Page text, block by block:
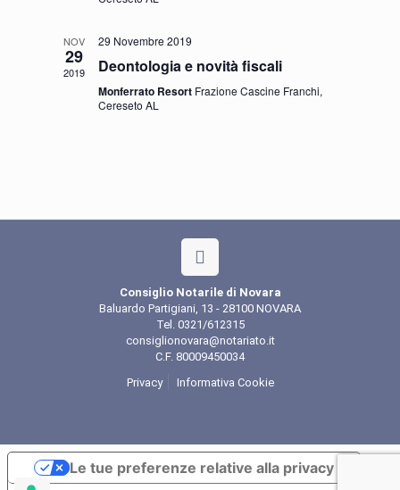
NOV
29
2019
29 Novembre 2019
Deontologia e novità fiscali
Monferrato Resort Frazione Cascine Franchi,
Cereseto AL
Consiglio Notarile di Novara
Baluardo Partigiani, 13 - 28100 NOVARA
Tel. 0321/612315
consiglionovara@notariato.it
C.F. 80009450034
Privacy
Informativa Cookie
Le tue preferenze relative alla privacy